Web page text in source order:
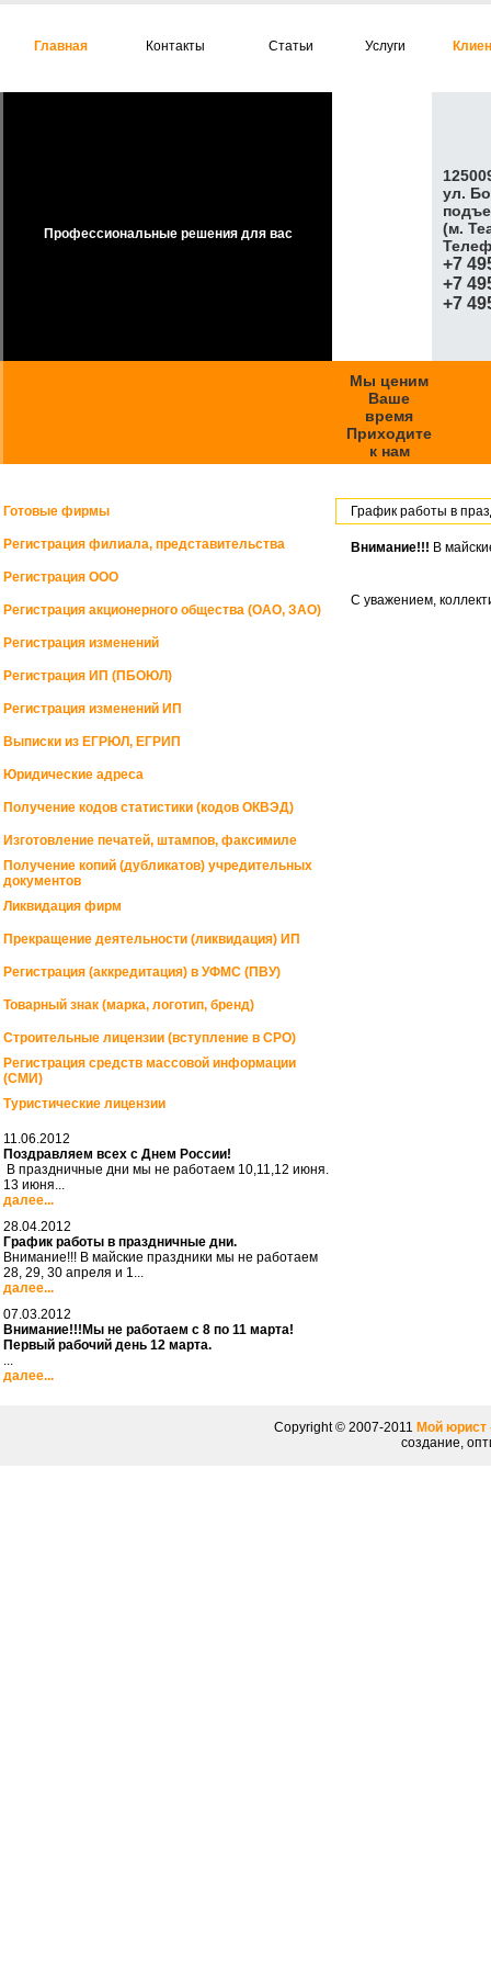
Главная Контакты Статьи Услуги
Профессиональные решения для вас
ул.
(м.
+7
+7
+7
Мы ценим
Ваше
время
Приходите
к нам
Готовые фирмы
Регистрация филиала, представительства
Регистрация ООО
Регистрация акционерного общества (ОАО, ЗАО)
Регистрация изменений
Регистрация ИП (ПБОЮЛ)
Регистрация изменений ИП
Выписки из ЕГРЮЛ, ЕГРИП
Юридические адреса
Получение кодов статистики (кодов ОКВЭД)
Изготовление печатей, штампов, факсимиле
Получение копий (дубликатов) учредительных
документов
Ликвидация фирм
Прекращение деятельности (ликвидация) ИП
Регистрация (аккредитация) в УФМС (ПВУ)
Товарный знак (марка, логотип, бренд)
Строительные лицензии (вступление в СРО)
Регистрация средств массовой информации
(СМИ)
Туристические лицензии
11.06.2012
Поздравляем всех с Днем России!
В праздничные дни мы не работаем 10,11,12 июня.
13 июня...
далее...
28.04.2012
График работы в праздничные дни.
Внимание!!! В майские праздники мы не работаем
28, 29, 30 апреля и 1...
далее...
07.03.2012
Внимание!!!Мы не работаем с 8 по 11 марта!
Первый рабочий день 12 марта.
...
далее...
График работы в
Внимание!!! В
С уважением,
Copyright © 2007-2011 Мой юрист
создание,